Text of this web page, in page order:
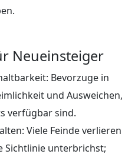
Neueinsteiger
Bevorzuge in
und Ausweichen,
verfügbar sind.
Viele Feinde verlieren
Sichtlinie unterbrichst;